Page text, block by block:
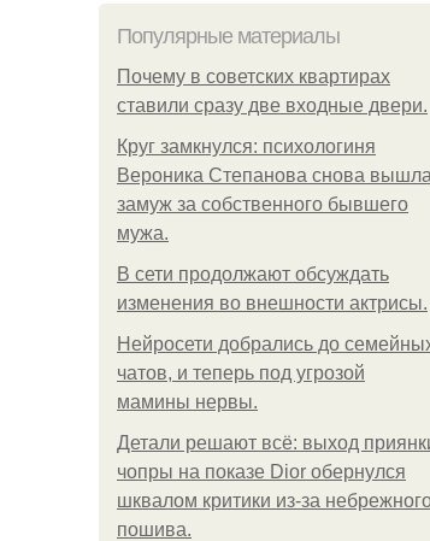
Популярные материалы
Почему в советских квартирах
ставили сразу две входные двери.
Круг замкнулся: психологиня
Вероника Степанова снова вышла
замуж за собственного бывшего
мужа.
В сети продолжают обсуждать
изменения во внешности актрисы.
Нейросети добрались до
чатов, и теперь под угрозой
мамины нервы.
Детали решают всё: выход
чопры на показе Dior обернулся
шквалом критики из-за
пошива.